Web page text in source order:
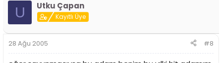
U Utku Çapan
Kayıtlı Üye
28 Ağu 2005 #8